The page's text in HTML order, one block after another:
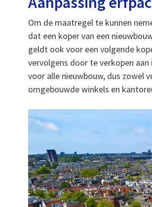
Om de maatregel te kunnen
dat een koper van een
geldt ook voor een volgende
vervolgens door te verkopen
voor alle nieuwbouw, dus zowel
omgebouwde winkels en